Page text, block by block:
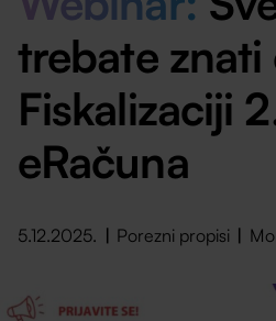
trebate znati
Fiskalizaciji
eRačuna
5.12.2025. Porezni propisi